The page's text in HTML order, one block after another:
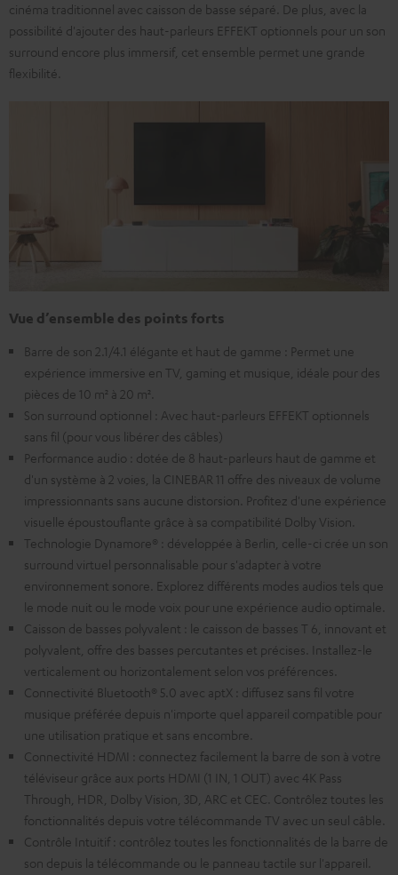
cinéma traditionnel avec caisson de basse séparé. De plus, avec la
possibilité d'ajouter des haut-parleurs EFFEKT optionnels pour un son
surround encore plus immersif, cet ensemble permet une grande
flexibilité.
Vue d’ensemble des points forts
Barre de son 2.1/4.1 élégante et haut de gamme : Permet une
expérience immersive en TV, gaming et musique, idéale pour des
pièces de 10 m² à 20 m².
Son surround optionnel : Avec haut-parleurs EFFEKT optionnels
sans fil (pour vous libérer des câbles)
Performance audio : dotée de 8 haut-parleurs haut de gamme et
d'un système à 2 voies, la CINEBAR 11 offre des niveaux de volume
impressionnants sans aucune distorsion. Profitez d'une expérience
visuelle époustouflante grâce à sa compatibilité Dolby Vision.
Technologie Dynamore® : développée à Berlin, celle-ci crée un son
surround virtuel personnalisable pour s'adapter à votre
environnement sonore. Explorez différents modes audios tels que
le mode nuit ou le mode voix pour une expérience audio optimale.
Caisson de basses polyvalent : le caisson de basses T 6, innovant et
polyvalent, offre des basses percutantes et précises. Installez-le
verticalement ou horizontalement selon vos préférences.
Connectivité Bluetooth® 5.0 avec aptX : diffusez sans fil votre
musique préférée depuis n'importe quel appareil compatible pour
une utilisation pratique et sans encombre.
Connectivité HDMI : connectez facilement la barre de son à votre
téléviseur grâce aux ports HDMI (1 IN, 1 OUT) avec 4K Pass
Through, HDR, Dolby Vision, 3D, ARC et CEC. Contrôlez toutes les
fonctionnalités depuis votre télécommande TV avec un seul câble.
Contrôle Intuitif : contrôlez toutes les fonctionnalités de la barre de
son depuis la télécommande ou le panneau tactile sur l'appareil.